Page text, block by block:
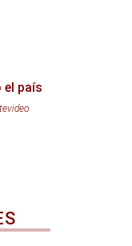
el país